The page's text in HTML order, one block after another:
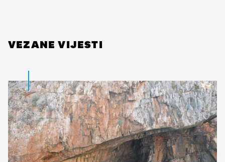
VEZANE VIJESTI